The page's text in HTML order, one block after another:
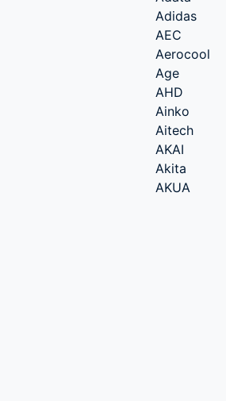
Adidas
AEC
Aerocool
Age
AHD
Ainko
Aitech
AKAI
Akita
AKUA